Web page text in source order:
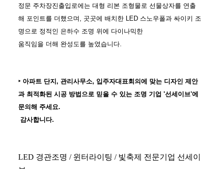
정문 주차장진출입로에는 대형 리본 조형물로 선물상자를 연출
해 포인트를 더했으며, 곳곳에 배치한 LED 스노우폴과 싸이키 조
명으로 정적인 은하수 조명 위에 다이나믹한
움직임을 더해 완성도를 높였습니다.
‣ 아파트 단지, 관리사무소, 입주자대표회의에 맞는 디자인 제안
과 최적화된 시공 방법으로 믿을 수 있는 조명 기업 '선세이브'에
문의해 주세요.
감사합니다.
LED 경관조명 / 윈터라이팅 / 빛축제 전문기업 선세이